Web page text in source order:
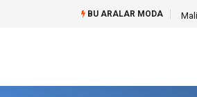
BU ARALAR MODA